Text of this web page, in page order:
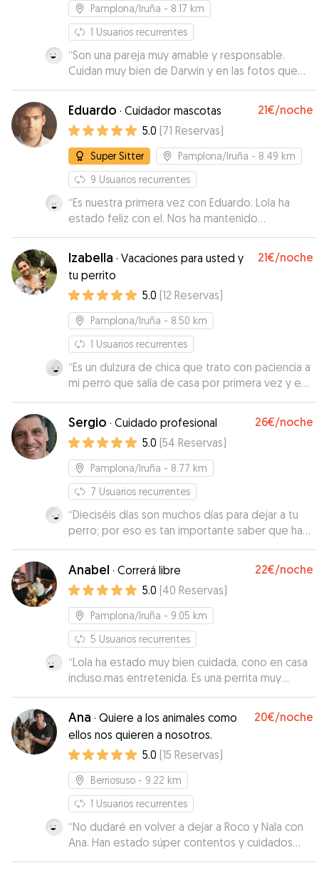
Pamplona/Iruña - 8.17 km
1 Usuarios recurrentes
“Son una pareja muy amable y responsable.
Cuidan muy bien de Darwin y en las fotos que
nos envían a diario, se ve a Darwin tranquilo con
ellos. Repetiremos sin duda.
Eduardo · Cuidador mascotas 21€/noche
5.0 (71 Reservas)
Super Sitter Pamplona/Iruña - 8.49 km
9 Usuarios recurrentes
“Es nuestra primera vez con Eduardo. Lola ha
estado feliz con el. Nos ha mantenido
informados a diario con fotos y videos. Sin duda
alguna, repetiremos!!!
Izabella · Vacaciones para usted y
tu perrito
21€/noche
5.0 (12 Reservas)
Pamplona/Iruña - 8.50 km
1 Usuarios recurrentes
“Es un dulzura de chica que trato con paciencia a
mi perro que salía de casa por primera vez y eso
que no se lo puso nada fácil. Mil gracias Repetiré
sin duda
Sergio · Cuidado profesional 26€/noche
5.0 (54 Reservas)
Pamplona/Iruña - 8.77 km
7 Usuarios recurrentes
“Dieciséis días son muchos días para dejar a tu
perro; por eso es tan importante saber que ha
estado tan bien cuidado como con nosotros
mismos y que lo ha pasado fenomenal con los
otros perros... Sergi, Belén, muchas gracias!!”
Anabel · Correrá libre 22€/noche
5.0 (40 Reservas)
Pamplona/Iruña - 9.05 km
5 Usuarios recurrentes
“Lola ha estado muy bien cuidada, cono en casa
incluso.mas entretenida. Es una perrita muy
mayor con cuidados especiales y toso ha
ido.genial. sin duda si lo necesito volverá con
Anabel. Muchas gracias”
Ana · Quiere a los animales como
ellos nos quieren a nosotros.
20€/noche
5.0 (15 Reservas)
Berriosuso - 9.22 km
1 Usuarios recurrentes
“No dudaré en volver a dejar a Roco y Nala con
Ana. Han estado súper contentos y cuidados
con ella. Todos los días envío de vídeos para